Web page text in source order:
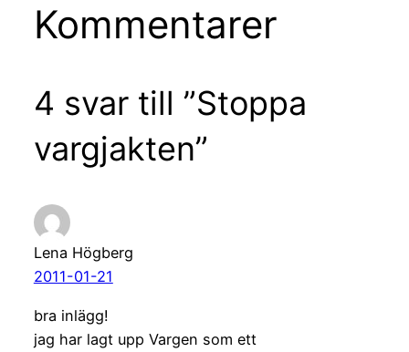
Kommentarer
4 svar till ”Stoppa
vargjakten”
Lena Högberg
2011-01-21
bra inlägg!
jag har lagt upp Vargen som ett